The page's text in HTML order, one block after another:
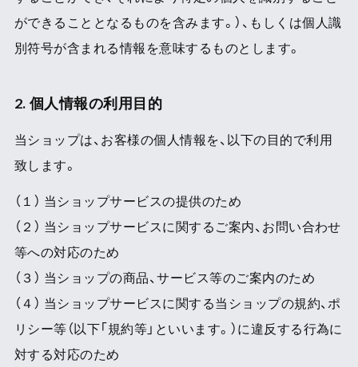
ができることとなるものを含みます。）、もしくは個人識
別符号が含まれる情報を意味するものとします。
2. 個人情報の利用目的
当ショップは、お客様の個人情報を、以下の目的で利用
致します。
（１） 当ショップサービスの提供のため
（２） 当ショップサービスに関するご案内、お問い合わせ
等への対応のため
（３） 当ショップの商品、サービス等のご案内のため
（４） 当ショップサービスに関する当ショップの規約、ポ
リシー等（以下「規約等」といいます。）に違反する行為に
対する対応のため